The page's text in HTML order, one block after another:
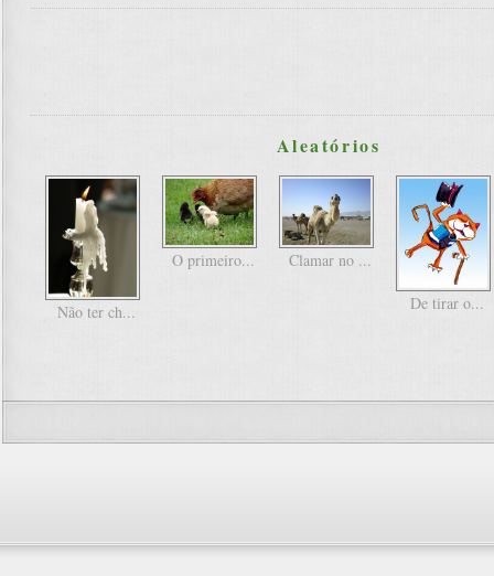
Aleatórios
Não ter ch...
O primeiro... Clamar no ...
De tirar o...